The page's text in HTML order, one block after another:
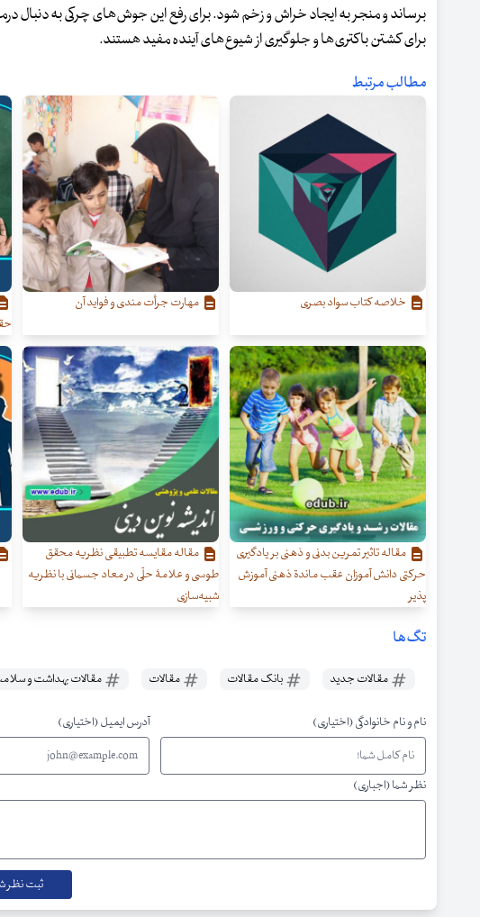
برساند و منجر به ایجاد خراش و زخم شود. برای رفع این جوش‌های چرکی به دنبال
برای کشتن باکتری‌ها و جلوگیری از شیوع‌های آینده مفید هستند.
مطالب مرتبط
خلاصه کتاب سواد بصری مهارت جرأت مندی و فواید آن
مقاله تاثیر تمرین بدنی و ذهنی بر یادگیری
حرکتی دانش آموزان عقب ماندة ذهنی آموزش
پذیر
مقاله مقایسه تطبیقی نظریه محقق
طوسی و علامۀ حلّی در معاد جسمانی با نظریه
شبیه‌سازی
تگ‌ها
مقالات جدید بانک مقالات مقالات مقالات بهداشت و
نام و نام خانوادگی (اختیاری) آدرس ایمیل (اختیاری)
نظر شما (اجباری)